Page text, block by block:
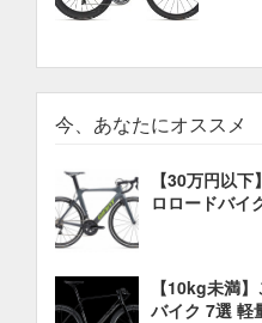
今、あなたにオススメ
【30万円以
ロロードバイ
【10kg未満
バイク 7選 軽